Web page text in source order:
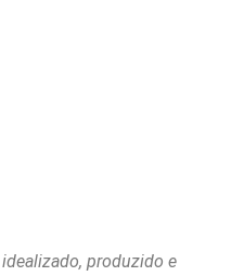
produzido e